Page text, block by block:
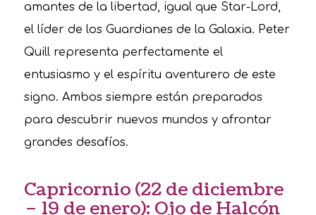
amantes de la libertad, igual que Star-Lord,
el líder de los Guardianes de la Galaxia. Peter
Quill representa perfectamente el
entusiasmo y el espíritu aventurero de este
signo. Ambos siempre están preparados
para descubrir nuevos mundos y afrontar
grandes desafíos.
Capricornio (22 de diciembre
– 19 de enero): Ojo de Halcón